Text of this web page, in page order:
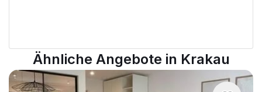
Ähnliche Angebote in Krakau